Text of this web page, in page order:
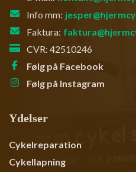
Info mm:
Faktura:
CVR: 42510246
Følg på Facebook
Følg på Instagram
Ydelser
Primær
Cykelreparation
Cykellapning